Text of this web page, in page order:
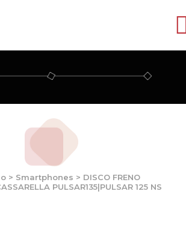
> Smartphones > DISCO FRENO
PULSAR135|PULSAR 125 NS